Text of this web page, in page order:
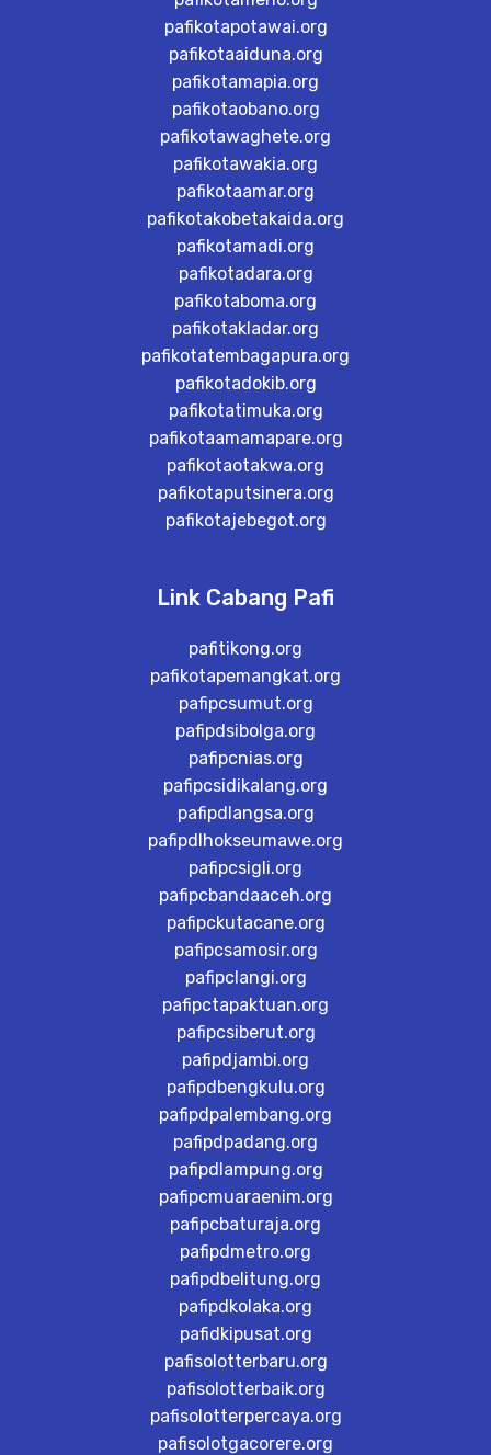
pafikotapotawai.org
pafikotaaiduna.org
pafikotamapia.org
pafikotaobano.org
pafikotawaghete.org
pafikotawakia.org
pafikotaamar.org
pafikotakobetakaida.org
pafikotamadi.org
pafikotadara.org
pafikotaboma.org
pafikotakladar.org
pafikotatembagapura.org
pafikotadokib.org
pafikotatimuka.org
pafikotaamamapare.org
pafikotaotakwa.org
pafikotaputsinera.org
pafikotajebegot.org
Link Cabang Pafi
pafitikong.org
pafikotapemangkat.org
pafipcsumut.org
pafipdsibolga.org
pafipcnias.org
pafipcsidikalang.org
pafipdlangsa.org
pafipdlhokseumawe.org
pafipcsigli.org
pafipcbandaaceh.org
pafipckutacane.org
pafipcsamosir.org
pafipclangi.org
pafipctapaktuan.org
pafipcsiberut.org
pafipdjambi.org
pafipdbengkulu.org
pafipdpalembang.org
pafipdpadang.org
pafipdlampung.org
pafipcmuaraenim.org
pafipcbaturaja.org
pafipdmetro.org
pafipdbelitung.org
pafipdkolaka.org
pafidkipusat.org
pafisolotterbaru.org
pafisolotterbaik.org
pafisolotterpercaya.org
pafisolotgacorere.org